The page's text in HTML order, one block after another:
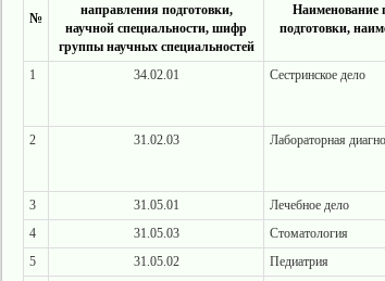
№
направления подготовки,
научной специальности, шифр
группы научных специальностей
Наименование
подготовки,
1 34.02.01 Сестринское дело
2 31.02.03 Лабораторная
3 31.05.01 Лечебное дело
4
31.05.03 Стоматология
5
31.05.02 Педиатрия